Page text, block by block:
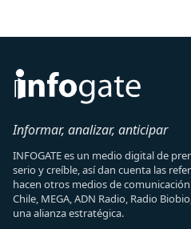
Informar, analizar, anticipar
INFOGATE es un medio digital de
serio y creíble, así dan cuenta las
hacen otros medios de
Chile, MEGA, ADN Radio, Radio
una alianza estratégica.